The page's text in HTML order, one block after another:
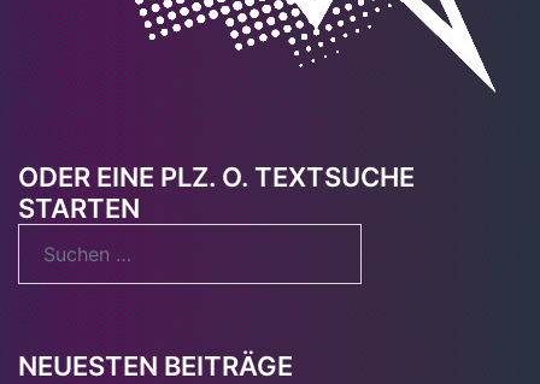
ODER EINE PLZ. O. TEXTSUCHE
STARTEN
Suchen
nach:
NEUESTEN BEITRÄGE